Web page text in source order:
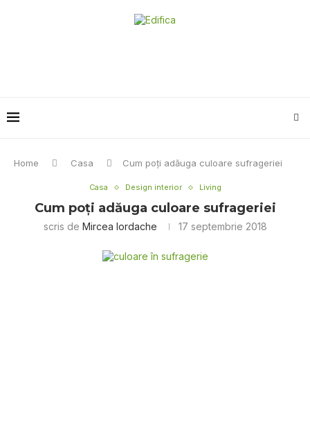
Home Casa Cum poți adăuga culoare sufrageriei
Casa Design interior Living
Cum poți adăuga culoare sufrageriei
scris de Mircea Iordache 17 septembrie 2018